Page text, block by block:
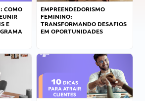
COMO
E
EMPREENDEDORISMO
FEMININO:
TRANSFORMANDO DESAFIOS
EM OPORTUNIDADES